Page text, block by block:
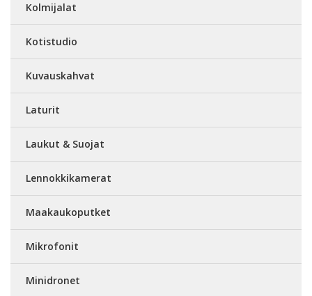
Kolmijalat
Kotistudio
Kuvauskahvat
Laturit
Laukut & Suojat
Lennokkikamerat
Maakaukoputket
Mikrofonit
Minidronet